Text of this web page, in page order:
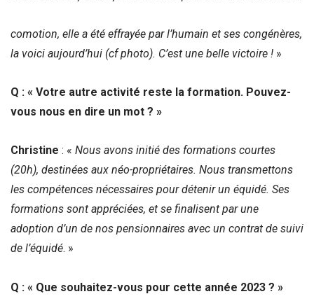
comotion, elle a été effrayée par l’humain et ses congénères,
la voici aujourd’hui (cf photo). C’est une belle victoire ! »
Q : « Votre autre activité reste la formation. Pouvez-
vous nous en dire un mot ? »
Christine : « Nous avons initié des formations courtes
(20h), destinées aux néo-propriétaires. Nous transmettons
les compétences nécessaires pour détenir un équidé. Ses
formations sont appréciées, et se finalisent par une
adoption d’un de nos pensionnaires avec un contrat de suivi
de l’équidé. »
Q : « Que souhaitez-vous pour cette année 2023 ? »